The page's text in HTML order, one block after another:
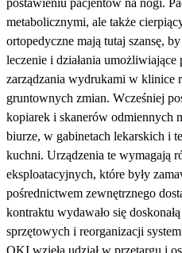
metabolicznymi, ale także
ortopedyczne mają tutaj szansę,
leczenie i działania
zarządzania wydrukami w klinice
gruntownych zmian. Wcześniej
kopiarek i skanerów odmiennych
biurze, w gabinetach lekarskich i
kuchni. Urządzenia te wymagają
eksploatacyjnych, które były
pośrednictwem zewnętrznego
kontraktu wydawało się
sprzętowych i reorganizacji
OKI wzięła udział w przetargu i